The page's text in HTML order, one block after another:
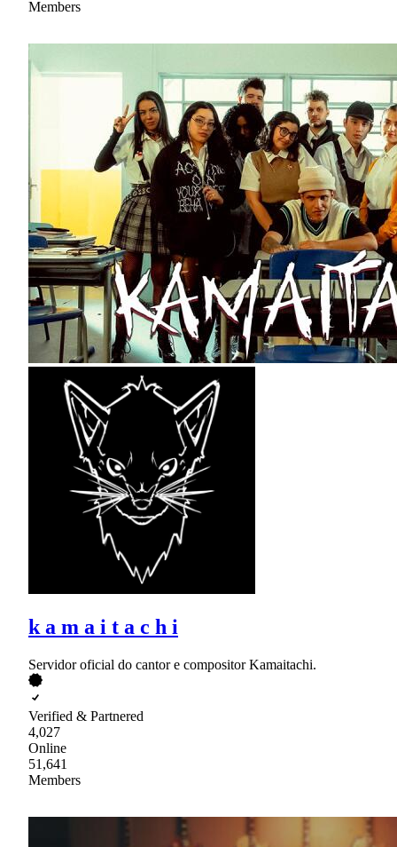
Members
k a m a i t a c h i
Servidor oficial do cantor e compositor Kamaitachi.
Verified & Partnered
4,027
Online
51,641
Members